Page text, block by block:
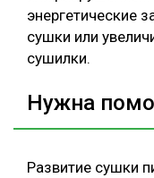
энергетические
сушки или
сушилки.
Нужна
Развитие сушки